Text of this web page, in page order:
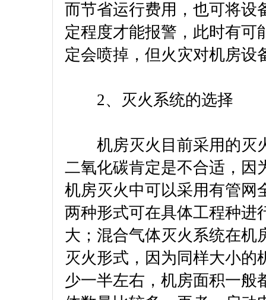
而节省运行费用，也可将设
定程度才能报警，此时有可
定会喷掉，但火灾对机房
2、灭火系统的选择
机房灭火目前采用的灭
二氧化碳肯定是不合适，因
机房灭火中可以采用有管网
两种形式可在具体工程种进
大；混合气体灭火系统在机
灭火形式，因为同样大小的
少一半左右，机房面积一般